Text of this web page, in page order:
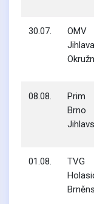
30.07.
OMV
Jihlava
08.08.
Prim
Brno
01.08.
TVG